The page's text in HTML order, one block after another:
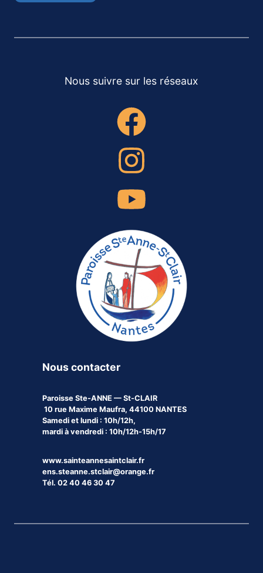
Nous suivre sur les réseaux
Nous contacter
Paroisse Ste-ANNE — St-CLAIR
10 rue Maxime Maufra, 44100 NANTES
Samedi et lundi : 10h/12h,
mardi à vendredi : 10h/12h-15h/17
www.sainteannesaintclair.fr
ens.steanne.stclair@orange.fr
Tél. 02 40 46 30 47